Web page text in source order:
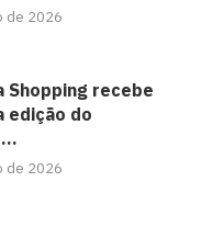
de 2026
Shopping recebe
edição do
de 2026